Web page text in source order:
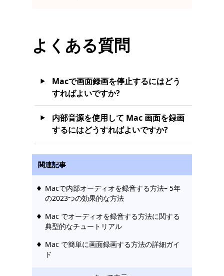
よくある質問
Macで画面録画を停止するにはどう
すればよいですか?
内部音源を使用して Mac 画面を録画
するにはどうすればよいですか?
関連記事
Macで内部オーディオを録音する方法– 5年
の2023つの効果的な方法
Mac でオーディオを録音する方法に関する
典型的なチュートリアル
Mac で簡単に画面録画する方法の詳細ガイ
ド